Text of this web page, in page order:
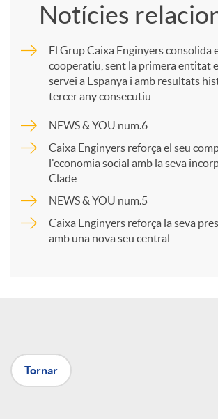
m
a
t
a
X
Notícies
El Grup Caixa Enginyers consolida
cooperatiu, sent la primera entitat
servei a Espanya i amb resultats
tercer any consecutiu
NEWS & YOU num.6
Caixa Enginyers reforça el seu
l'economia social amb la seva
Clade
NEWS & YOU num.5
Caixa Enginyers reforça la seva
amb una nova seu central
Tornar